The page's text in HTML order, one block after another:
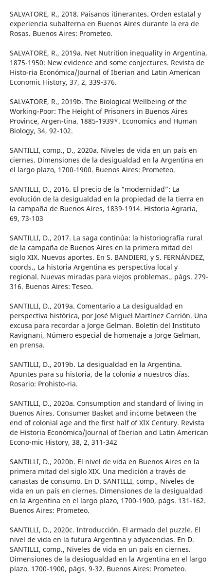
SALVATORE, R., 2018. Paisanos itinerantes. Orden estatal y
experiencia subalterna en Buenos Aires durante la era de
Rosas. Buenos Aires: Prometeo.
SALVATORE, R., 2019a. Net Nutrition inequality in Argentina,
1875-1950: New evidence and some conjectures. Revista de
Histo-ria Económica/Journal of Iberian and Latin American
Economic History, 37, 2, 339-376.
SALVATORE, R., 2019b. The Biological Wellbeing of the
Working-Poor: The Height of Prisoners in Buenos Aires
Province, Argen-tina, 1885-1939*. Economics and Human
Biology, 34, 92-102.
SANTILLI, comp., D., 2020a. Niveles de vida en un país en
ciernes. Dimensiones de la desigualdad en la Argentina en
el largo plazo, 1700-1900. Buenos Aires: Prometeo.
SANTILLI, D., 2016. El precio de la “modernidad”: La
evolución de la desigualdad en la propiedad de la tierra en
la campaña de Buenos Aires, 1839-1914. Historia Agraria,
69, 73-103
SANTILLI, D., 2017. La saga continúa: la historiografía rural
de la campaña de Buenos Aires en la primera mitad del
siglo XIX. Nuevos aportes. En S. BANDIERI, y S. FERNÁNDEZ,
coords., La historia Argentina es perspectiva local y
regional. Nuevas miradas para viejos problemas., págs. 279-
316. Buenos Aires: Teseo.
SANTILLI, D., 2019a. Comentario a La desigualdad en
perspectiva histórica, por José Miguel Martínez Carrión. Una
excusa para recordar a Jorge Gelman. Boletín del Instituto
Ravignani, Número especial de homenaje a Jorge Gelman,
en prensa.
SANTILLI, D., 2019b. La desigualdad en la Argentina.
Apuntes para su historia, de la colonia a nuestros días.
Rosario: Prohisto-ria.
SANTILLI, D., 2020a. Consumption and standard of living in
Buenos Aires. Consumer Basket and income between the
end of colonial age and the first half of XIX Century. Revista
de Historia Económica/Journal of Iberian and Latin American
Econo-mic History, 38, 2, 311-342
SANTILLI, D., 2020b. El nivel de vida en Buenos Aires en la
primera mitad del siglo XIX. Una medición a través de
canastas de consumo. En D. SANTILLI, comp., Niveles de
vida en un país en ciernes. Dimensiones de la desigualdad
en la Argentina en el largo plazo, 1700-1900, págs. 131-162.
Buenos Aires: Prometeo.
SANTILLI, D., 2020c. Introducción. El armado del puzzle. El
nivel de vida en la futura Argentina y adyacencias. En D.
SANTILLI, comp., Niveles de vida en un país en ciernes.
Dimensiones de la desiogualdad en la Argentina en el largo
plazo, 1700-1900, págs. 9-32. Buenos Aires: Prometeo.